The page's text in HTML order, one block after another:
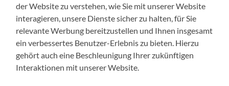
der Website zu verstehen, wie Sie mit unserer Website
interagieren, unsere Dienste sicher zu halten, für Sie
relevante Werbung bereitzustellen und Ihnen insgesamt
ein verbessertes Benutzer-Erlebnis zu bieten. Hierzu
gehört auch eine Beschleunigung Ihrer zukünftigen
Interaktionen mit unserer Website.